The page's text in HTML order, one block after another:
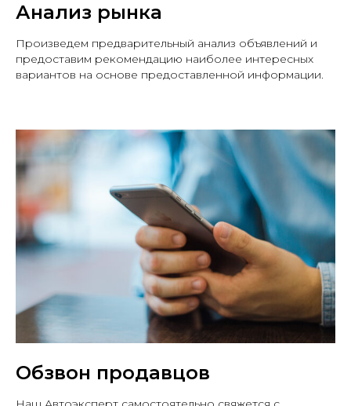
Анализ рынка
Произведем предварительный анализ объявлений и
предоставим рекомендацию наиболее интересных
вариантов на основе предоставленной информации.
Обзвон продавцов
Telegram канал с отчетами о
подобранных авто